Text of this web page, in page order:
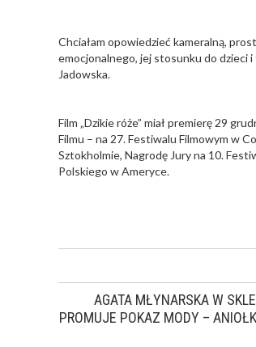
Chciałam opowiedzieć kameralną,
emocjonalnego, jej stosunku do dzieci
Jadowska.
Film „Dzikie róże” miał premierę 29
Filmu – na 27. Festiwalu Filmowym w
Sztokholmie, Nagrodę Jury na 10.
Polskiego w Ameryce.
AGATA MŁYNARSKA W
PROMUJE POKAZ MODY –